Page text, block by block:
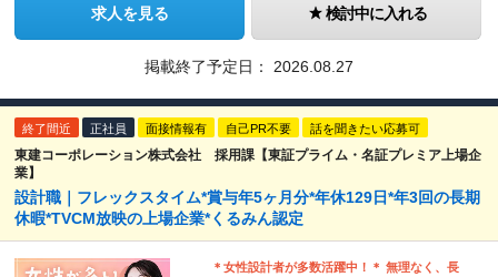
求人を見る 検討中に入れる
掲載終了予定日： 2026.08.27
終了間近 正社員 面接情報有 自己PR不要 話を聞きたい応募可
東建コーポレーション株式会社 採用課【東証プライム・名証プレミア上場企
業】
設計職｜フレックスタイム*賞与年5ヶ月分*年休129日*年3回の長期
休暇*TVCM放映の上場企業*くるみん認定
＊女性設計者が多数活躍中！＊ 無理なく、長